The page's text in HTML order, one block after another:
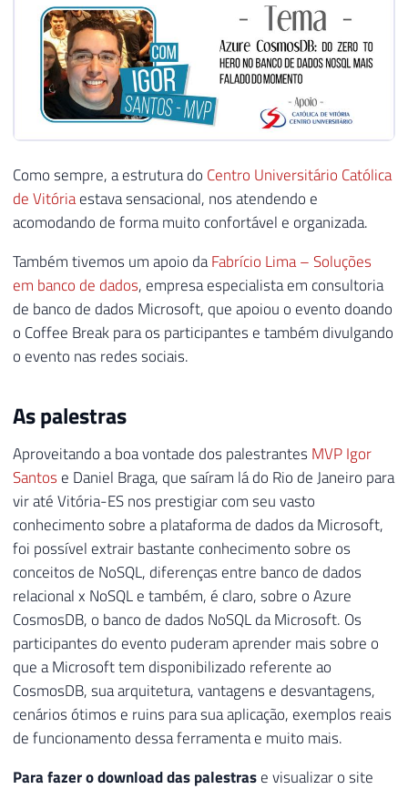
Como sempre, a estrutura do Centro Universitário Católica
de Vitóriaestava sensacional, nos atendendo e
acomodando de forma muito confortável e organizada.
Também tivemos um apoio daFabrício Lima – Soluções
em banco de dados, empresa especialista em consultoria
de banco de dados Microsoft, que apoiou o evento doando
o Coffee Break para os participantes e também divulgando
o evento nas redes sociais.
As palestras
Aproveitando a boa vontade dos palestrantes MVP Igor
Santos e Daniel Braga, que saíram lá do Rio de Janeiro para
vir até Vitória-ES nos prestigiar com seu vasto
conhecimento sobre a plataforma de dados da Microsoft,
foi possível extrair bastante conhecimento sobre os
conceitos de NoSQL, diferenças entre banco de dados
relacional x NoSQL e também, é claro, sobre o Azure
CosmosDB, o banco de dados NoSQL da Microsoft. Os
participantes do evento puderam aprender mais sobre o
que a Microsoft tem disponibilizado referente ao
CosmosDB, sua arquitetura, vantagens e desvantagens,
cenários ótimos e ruins para sua aplicação, exemplos reais
de funcionamento dessa ferramenta e muito mais.
Para fazer o download das palestrase visualizar o site